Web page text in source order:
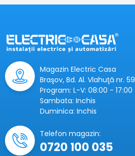
Magazin Electric Casa
Braşov, Bd. Al. Vlahuţă nr. 59
Program: L-V: 08:00 - 17:00
Sambata: Inchis
Duminica: Inchis
Telefon magazin:
0720 100 035